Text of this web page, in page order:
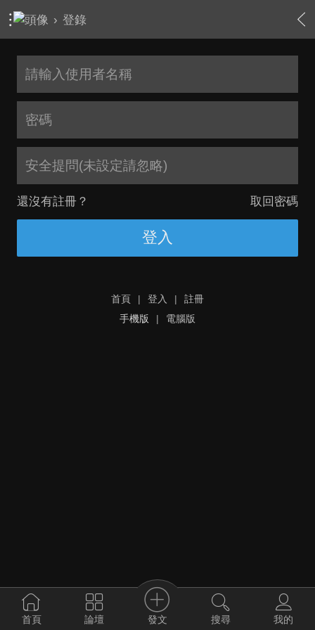
› 登錄
安全提問(未設定請忽略)
還沒有註冊？ 取回密碼
登入
首頁 | 登入 |
註冊
手機版
| 電腦版
首頁 論壇 發文 搜尋 我的